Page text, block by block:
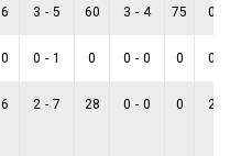
6 3 - 5 60 3 - 4 75 0
0 0 - 1 0 0 - 0 0 0
6 2 - 7 28 0 - 0 0 2